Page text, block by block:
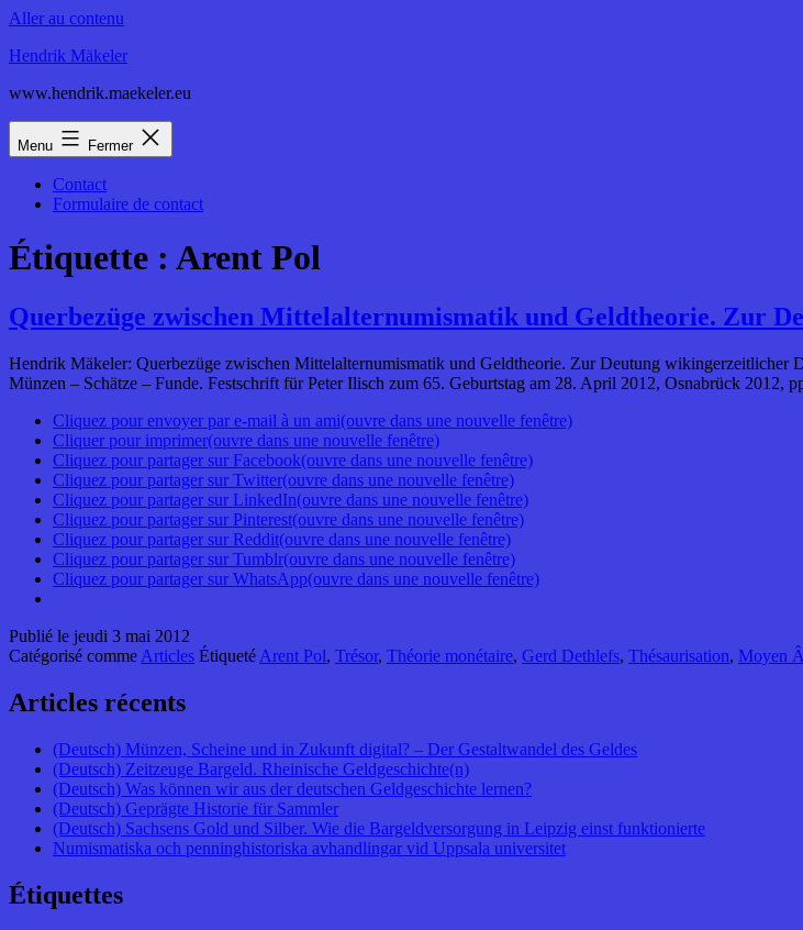
Aller au contenu
Hendrik Mäkeler
www.hendrik.maekeler.eu
Menu Fermer
Contact
Formulaire de contact
Étiquette : Arent Pol
Querbezüge zwischen Mittelalternumismatik und Geldtheorie. Zur
Hendrik Mäkeler: Querbezüge zwischen Mittelalternumismatik und Geldtheorie. Zur Deutung
Münzen – Schätze – Funde. Festschrift für Peter Ilisch zum 65. Geburtstag am 28. April 2012, Osnabrück 2012,
Cliquez pour envoyer par e-mail à un ami(ouvre dans une nouvelle fenêtre)
Cliquer pour imprimer(ouvre dans une nouvelle fenêtre)
Cliquez pour partager sur Facebook(ouvre dans une nouvelle fenêtre)
Cliquez pour partager sur Twitter(ouvre dans une nouvelle fenêtre)
Cliquez pour partager sur LinkedIn(ouvre dans une nouvelle fenêtre)
Cliquez pour partager sur Pinterest(ouvre dans une nouvelle fenêtre)
Cliquez pour partager sur Reddit(ouvre dans une nouvelle fenêtre)
Cliquez pour partager sur Tumblr(ouvre dans une nouvelle fenêtre)
Cliquez pour partager sur WhatsApp(ouvre dans une nouvelle fenêtre)
Publié le jeudi 3 mai 2012
Catégorisé comme Articles Étiqueté Arent Pol, Trésor, Théorie monétaire, Gerd Dethlefs, Thésaurisation, Moyen
Articles récents
(Deutsch) Münzen, Scheine und in Zukunft digital? – Der Gestaltwandel des Geldes
(Deutsch) Zeitzeuge Bargeld. Rheinische Geldgeschichte(n)
(Deutsch) Was können wir aus der deutschen Geldgeschichte lernen?
(Deutsch) Geprägte Historie für Sammler
(Deutsch) Sachsens Gold und Silber. Wie die Bargeldversorgung in Leipzig einst funktionierte
Numismatiska och penninghistoriska avhandlingar vid Uppsala universitet
Étiquettes